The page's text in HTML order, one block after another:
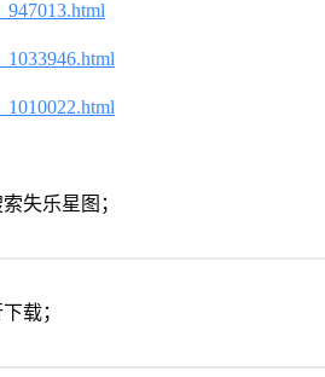
失乐星图；
载；